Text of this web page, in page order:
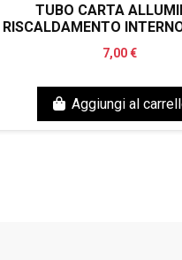
TUBO CARTA
RISCALDAMENTO
7,00 €
Aggiungi al